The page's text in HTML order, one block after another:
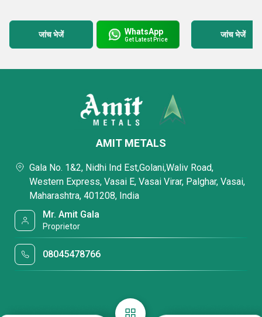
जांच भेजें WhatsApp
Get Latest Price
जांच भेजें
AMIT METALS
Gala No. 1&2, Nidhi Ind Est,Golani,Waliv Road,
Western Express, Vasai E, Vasai Virar, Palghar, Vasai,
Maharashtra, 401208, India
Mr. Amit Gala
Proprietor
08045478766